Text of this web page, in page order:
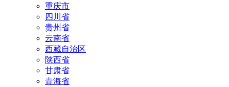
重庆市
四川省
贵州省
云南省
西藏自治区
陕西省
甘肃省
青海省